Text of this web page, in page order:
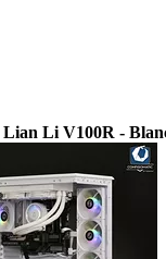
Lian Li V100R -